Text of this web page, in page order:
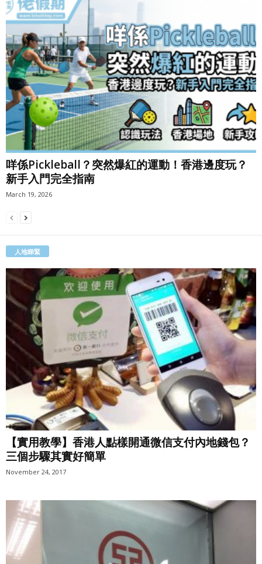
咩係Pickleball？突然爆紅的運動！香港邊度玩？
新手入門完全指南
March 19, 2026
人地睇緊
【實用教學】香港人點樣開通微信支付內地錢包？
三個步驟其實好簡單
November 24, 2017